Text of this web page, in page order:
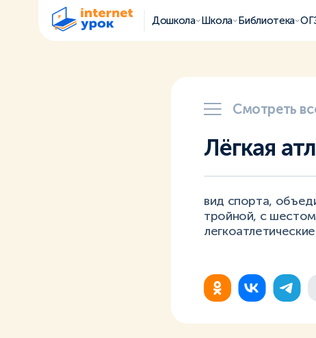
Дошкола Школа Библиотека
Смотреть
Лёгкая
вид спорта,
тройной, с